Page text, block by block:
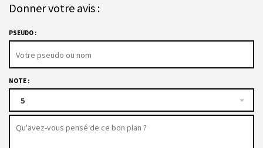
Donner votre avis :
PSEUDO :
NOTE :
5